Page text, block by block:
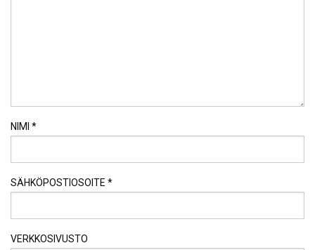
NIMI *
SÄHKÖPOSTIOSOITE *
VERKKOSIVUSTO